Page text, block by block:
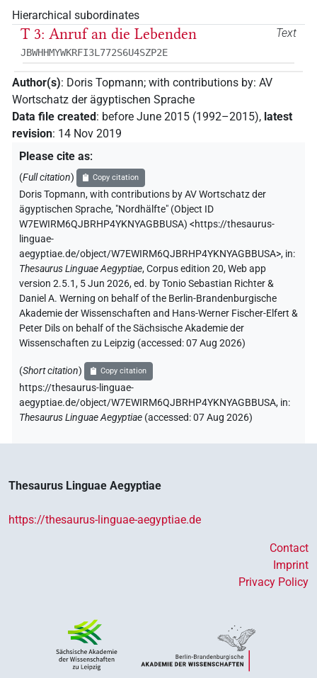
Hierarchical subordinates
Text
T 3: Anruf an die Lebenden
JBWHHMYWKRFI3L772S6U4SZP2E
Author(s): Doris Topmann; with contributions by: AV
Wortschatz der ägyptischen Sprache
Data file created : before June 2015 (1992–2015), latest
revision: 14 Nov 2019
Please cite as:
(Full citation) Copy citation
Doris Topmann,with contributions byAV Wortschatz der
ägyptischen Sprache, "Nordhälfte" (Object ID
W7EWIRM6QJBRHP4YKNYAGBBUSA) <https://thesaurus-
linguae-
aegyptiae.de/object/W7EWIRM6QJBRHP4YKNYAGBBUSA>, in:
Thesaurus Linguae Aegyptiae,Corpus edition 20, Web app
version 2.5.1, 5 Jun 2026, ed. by Tonio Sebastian Richter &
Daniel A. Werning on behalf of the Berlin-Brandenburgische
Akademie der Wissenschaften and Hans-Werner Fischer-Elfert &
Peter Dils on behalf of the Sächsische Akademie der
Wissenschaften zu Leipzig (accessed:07 Aug 2026)
(Short citation) Copy citation
https://thesaurus-linguae-
aegyptiae.de/object/W7EWIRM6QJBRHP4YKNYAGBBUSA, in:
Thesaurus Linguae Aegyptiae (accessed:07 Aug 2026)
Thesaurus Linguae Aegyptiae
https://thesaurus-linguae-aegyptiae.de
Contact
Imprint
Privacy Policy